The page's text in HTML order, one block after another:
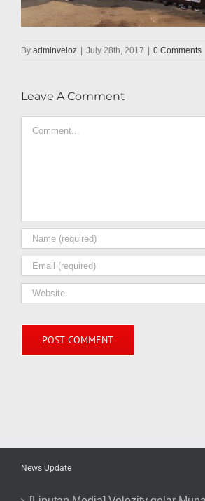
By adminveloz July 28th, 2017 0 Comments
Leave A Comment
News Update